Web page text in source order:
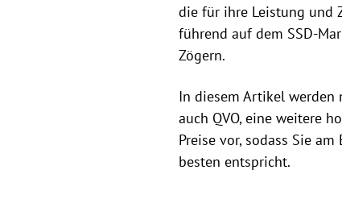
die für ihre Leistung und
führend auf dem SSD-
Zögern.
In diesem Artikel werden
auch QVO, eine weitere
Preise vor, sodass Sie
besten entspricht.